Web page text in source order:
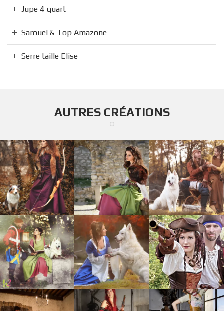
Jupe 4 quart
Sarouel & Top Amazone
Serre taille Elise
AUTRES CRÉATIONS